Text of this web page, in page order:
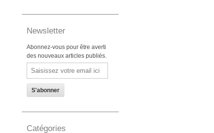
Newsletter
Abonnez-vous pour être averti
des nouveaux articles publiés.
Email
Catégories